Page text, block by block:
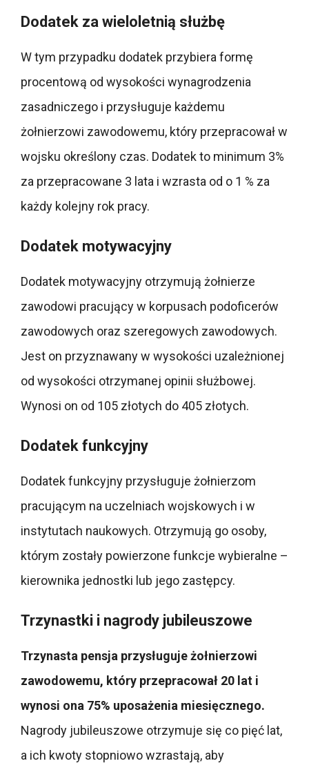
Dodatek za wieloletnią służbę
W tym przypadku dodatek przybiera formę
procentową od wysokości wynagrodzenia
zasadniczego i przysługuje każdemu
żołnierzowi zawodowemu, który przepracował w
wojsku określony czas. Dodatek to minimum 3%
za przepracowane 3 lata i wzrasta od o 1 % za
każdy kolejny rok pracy.
Dodatek motywacyjny
Dodatek motywacyjny otrzymują żołnierze
zawodowi pracujący w korpusach podoficerów
zawodowych oraz szeregowych zawodowych.
Jest on przyznawany w wysokości uzależnionej
od wysokości otrzymanej opinii służbowej.
Wynosi on od 105 złotych do 405 złotych.
Dodatek funkcyjny
Dodatek funkcyjny przysługuje żołnierzom
pracującym na uczelniach wojskowych i w
instytutach naukowych. Otrzymują go osoby,
którym zostały powierzone funkcje wybieralne –
kierownika jednostki lub jego zastępcy.
Trzynastki i nagrody jubileuszowe
Trzynasta pensja przysługuje żołnierzowi
zawodowemu, który przepracował 20 lat i
wynosi ona 75% uposażenia miesięcznego.
Nagrody jubileuszowe otrzymuje się co pięć lat,
a ich kwoty stopniowo wzrastają, aby